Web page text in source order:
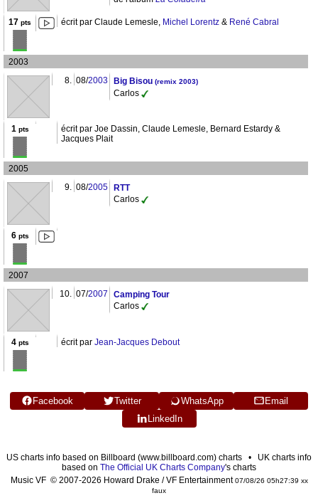
17 pts écrit par Claude Lemesle, Michel Lorentz & René Cabral
2003
8.
08/2003 Big Bisou (remix 2003)
Carlos
1 pts
écrit par Joe Dassin, Claude Lemesle, Bernard Estardy &
Jacques Plait
2005
9.
08/2005 RTT
Carlos
6pts
2007
10.
07/2007
Camping Tour
Carlos
4pts écrit par Jean-Jacques Debout
Facebook Twitter WhatsApp
Email
LinkedIn
US charts info based on Billboard (www.billboard.com) charts • UK charts info
based on The Official UK Charts Company's charts
Music VF © 2007-2026 Howard Drake / VF Entertainment07/08/26 05h27:39 xx
faux